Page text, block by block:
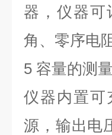
器 ， 仪器可
角、零序电阻
5 容量的测
仪器内置可
源，输出电